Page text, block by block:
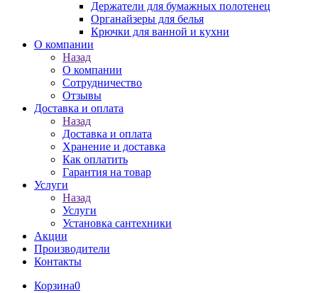
Держатели для бумажных полотенец
Органайзеры для белья
Крючки для ванной и кухни
О компании
Назад
О компании
Сотрудничество
Отзывы
Доставка и оплата
Назад
Доставка и оплата
Хранение и доставка
Как оплатить
Гарантия на товар
Услуги
Назад
Услуги
Установка сантехники
Акции
Производители
Контакты
Корзина0